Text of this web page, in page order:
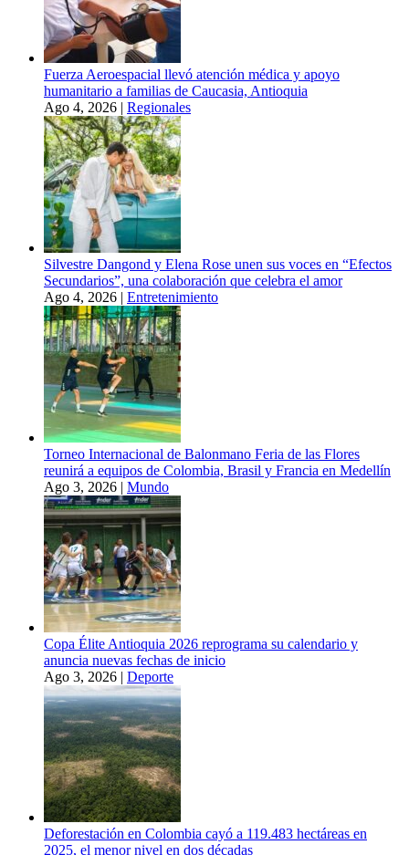
Fuerza Aeroespacial llevó atención médica y apoyo
humanitario a familias de Caucasia, Antioquia
Ago 4, 2026 | Regionales
Silvestre Dangond y Elena Rose unen sus voces en “Efectos
Secundarios”, una colaboración que celebra el amor
Ago 4, 2026 | Entretenimiento
Torneo Internacional de Balonmano Feria de las Flores
reunirá a equipos de Colombia, Brasil y Francia en Medellín
Ago 3, 2026 | Mundo
Copa Élite Antioquia 2026 reprograma su calendario y
anuncia nuevas fechas de inicio
Ago 3, 2026 | Deporte
Deforestación en Colombia cayó a 119.483 hectáreas en
2025, el menor nivel en dos décadas